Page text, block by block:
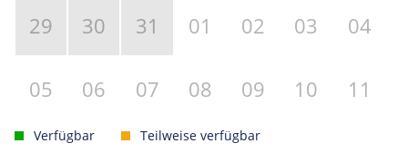
29 30 31 01 02 03 04
05 06 07 08 09 10 11
Verfügbar
Teilweise verfügbar